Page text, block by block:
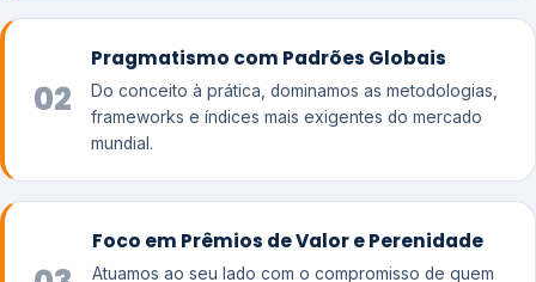
02
Pragmatismo com Padrões Globais
Do conceito à prática, dominamos as metodologias,
frameworks e índices mais exigentes do mercado
mundial.
Foco em Prêmios de Valor e Perenidade
Atuamos ao seu lado com o compromisso de quem